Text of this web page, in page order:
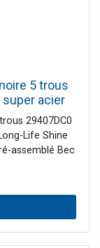
5 trous
super acier
29407DC0
Life Shine
assemblé Bec
douche
6 6 l/min
douche